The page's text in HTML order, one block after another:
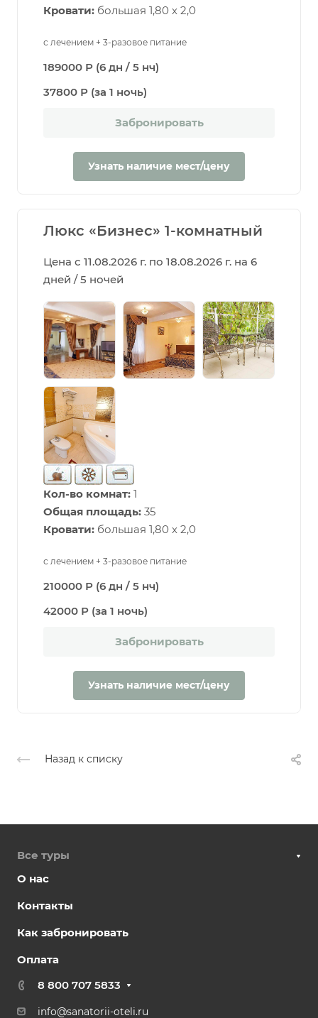
Кровати: большая 1,80 х 2,0
с лечением + 3-разовое питание
189000 Р (6 дн / 5 нч)
37800 Р (за 1 ночь)
Забронировать
Узнать наличие мест/цену
Люкс «Бизнес» 1-комнатный
Цена с 11.08.2026 г. по 18.08.2026 г. на 6
дней / 5 ночей
Кол-во комнат: 1
Общая площадь: 35
Кровати: большая 1,80 х 2,0
с лечением + 3-разовое питание
210000 Р (6 дн / 5 нч)
42000 Р (за 1 ночь)
Забронировать
Узнать наличие мест/цену
Назад к списку
Все туры
О нас
Контакты
Как забронировать
Оплата
8 800 707 5833
info@sanatorii-oteli.ru